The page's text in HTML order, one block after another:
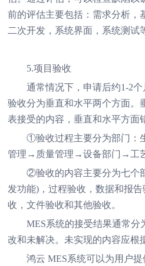
前的评估主要包括：需求分析，
二次开发，系统界面，系统测试
5.项目验收
通常情况下，申请后约1-2个
验收分为垂直和水平两个方面。
表接受的内容，垂直和水平方面
①验收过程主要分为部门：
管理→质量管理→设备部门→工
②验收的内容主要分为七个部
发功能)，过程验收，数据和报
收，文件验收和其他验收。
MES系统的接受结果通常分
改和未解决。未实现的内容应根
鸿云 MES系统可以为用户提